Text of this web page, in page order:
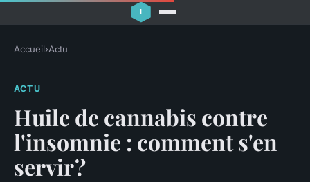
Accueil›Actu
ACTU
Huile de cannabis contre
l'insomnie : comment s'en
servir ?